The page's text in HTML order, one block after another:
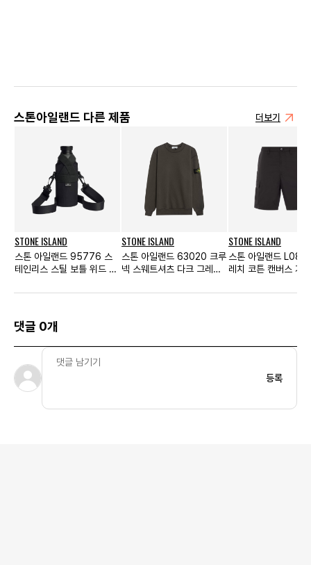
스톤아일랜드 다른 제품 더보기
STONE ISLAND
스톤 아일랜드 95776 스
테인리스 스틸 보틀 위드 백
STONE ISLAND
스톤 아일랜드 63020 크루
넥 스웨트셔츠 다크 그레이
STONE ISLAND
스톤 아일랜드
레치 코튼 캔버스 가
- 23SS
댓글 0개
등록